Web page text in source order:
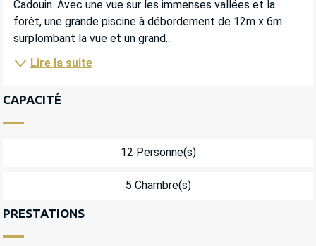
Cadouin. Avec une vue sur les immenses vallées et la
forêt, une grande piscine à débordement de 12m x 6m
surplombant la vue et un grand...
Lire la suite
CAPACITÉ
12 Personne(s)
5 Chambre(s)
PRESTATIONS